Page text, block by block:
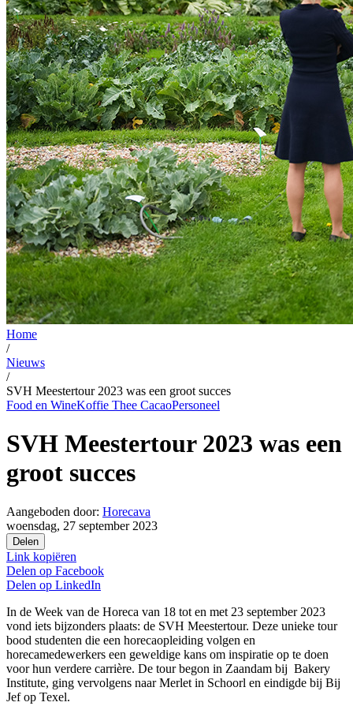
Home
/
Nieuws
/
SVH Meestertour 2023 was een groot succes
Food en WineKoffie Thee CacaoPersoneel
SVH Meestertour 2023 was een
groot succes
Aangeboden door: Horecava
woensdag, 27 september 2023
Delen
Link kopiëren
Delen op Facebook
Delen op LinkedIn
In de Week van de Horeca van 18 tot en met 23 september 2023
vond iets bijzonders plaats: de SVH Meestertour. Deze unieke tour
bood studenten die een horecaopleiding volgen en
horecamedewerkers een geweldige kans om inspiratie op te doen
voor hun verdere carrière. De tour begon in Zaandam bij Bakery
Institute, ging vervolgens naar Merlet in Schoorl en eindigde bij Bij
Jef op Texel.